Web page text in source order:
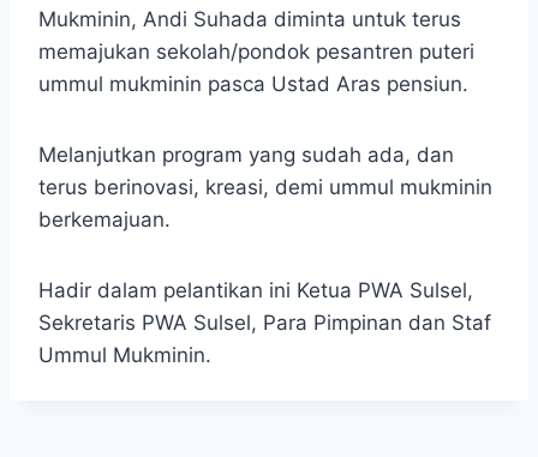
Mukminin, Andi Suhada diminta untuk terus
memajukan sekolah/pondok pesantren puteri
ummul mukminin pasca Ustad Aras pensiun.
Melanjutkan program yang sudah ada, dan
terus berinovasi, kreasi, demi ummul mukminin
berkemajuan.
Hadir dalam pelantikan ini Ketua PWA Sulsel,
Sekretaris PWA Sulsel, Para Pimpinan dan Staf
Ummul Mukminin.